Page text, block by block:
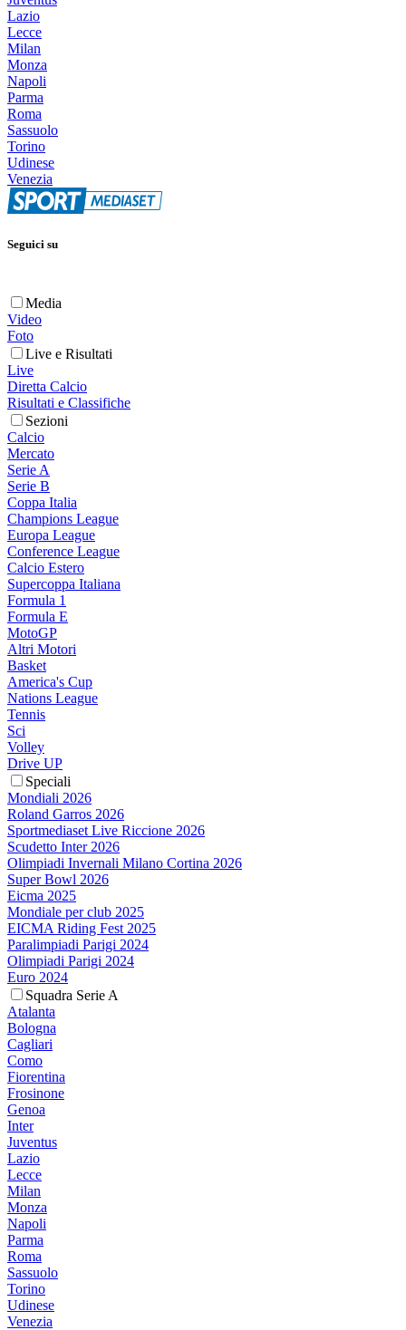
Lazio
Lecce
Milan
Monza
Napoli
Parma
Roma
Sassuolo
Torino
Udinese
Venezia
Seguici su
Media
Video
Foto
Live e Risultati
Live
Diretta Calcio
Risultati e Classifiche
Sezioni
Calcio
Mercato
Serie A
Serie B
Coppa Italia
Champions League
Europa League
Conference League
Calcio Estero
Supercoppa Italiana
Formula 1
Formula E
MotoGP
Altri Motori
Basket
America's Cup
Nations League
Tennis
Sci
Volley
Drive UP
Speciali
Mondiali 2026
Roland Garros 2026
Sportmediaset Live Riccione 2026
Scudetto Inter 2026
Olimpiadi Invernali Milano Cortina 2026
Super Bowl 2026
Eicma 2025
Mondiale per club 2025
EICMA Riding Fest 2025
Paralimpiadi Parigi 2024
Olimpiadi Parigi 2024
Euro 2024
Squadra Serie A
Atalanta
Bologna
Cagliari
Como
Fiorentina
Frosinone
Genoa
Inter
Juventus
Lazio
Lecce
Milan
Monza
Napoli
Parma
Roma
Sassuolo
Torino
Udinese
Venezia